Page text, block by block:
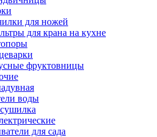
для ножей
для крана на кухне
фруктовницы
воды
для сада